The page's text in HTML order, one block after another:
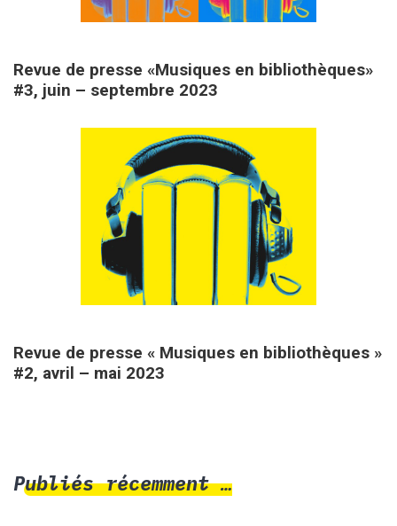
Revue de presse «Musiques en bibliothèques»
#3, juin – septembre 2023
Revue de presse « Musiques en bibliothèques »
#2, avril – mai 2023
Publiés récemment …